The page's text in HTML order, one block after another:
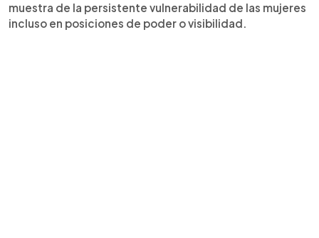
muestra de la persistente vulnerabilidad de las mujeres
incluso en posiciones de poder o visibilidad.